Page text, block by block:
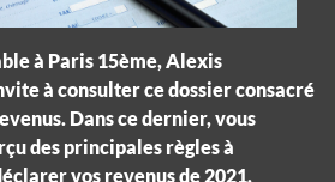
à Paris 15ème, Alexis
à consulter ce dossier consacré
Dans ce dernier, vous
des principales règles à
vos revenus de 2021.